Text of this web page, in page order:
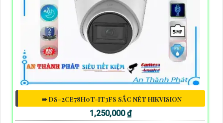
➠ DS-2CE78H0T-IT3FS SẮC NÉT HIKVISION
1,250,000 ₫